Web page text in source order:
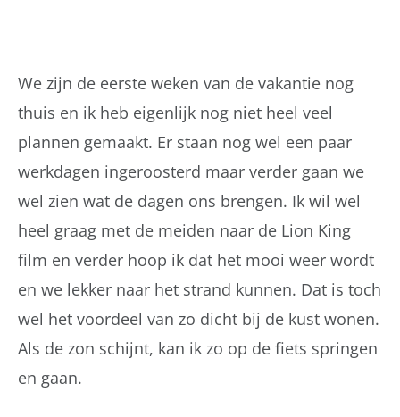
We zijn de eerste weken van de vakantie nog
thuis en ik heb eigenlijk nog niet heel veel
plannen gemaakt. Er staan nog wel een paar
werkdagen ingeroosterd maar verder gaan we
wel zien wat de dagen ons brengen. Ik wil wel
heel graag met de meiden naar de Lion King
film en verder hoop ik dat het mooi weer wordt
en we lekker naar het strand kunnen. Dat is toch
wel het voordeel van zo dicht bij de kust wonen.
Als de zon schijnt, kan ik zo op de fiets springen
en gaan.